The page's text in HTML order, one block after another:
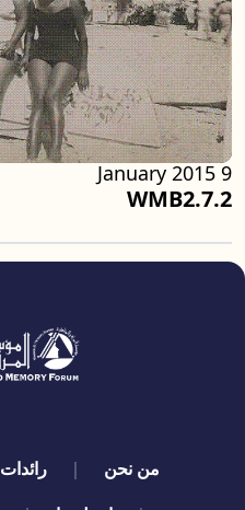
WMB2.7.2
9 January 2015
quick links
من نحن رائدات